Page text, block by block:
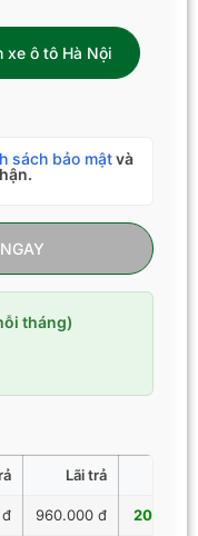
xe ô tô Hà Nội
sách bảo mậtvà
tháng)
Lãi trả
960.000 đ